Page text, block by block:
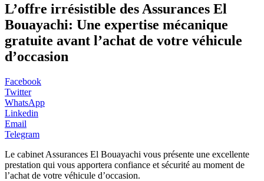
L’offre irrésistible des Assurances El
Bouayachi: Une expertise mécanique
gratuite avant l’achat de votre véhicule
d’occasion
Facebook
Twitter
WhatsApp
Linkedin
Email
Telegram
Le cabinet Assurances El Bouayachi vous présente une excellente
prestation qui vous apportera confiance et sécurité au moment de
l’achat de votre véhicule d’occasion.